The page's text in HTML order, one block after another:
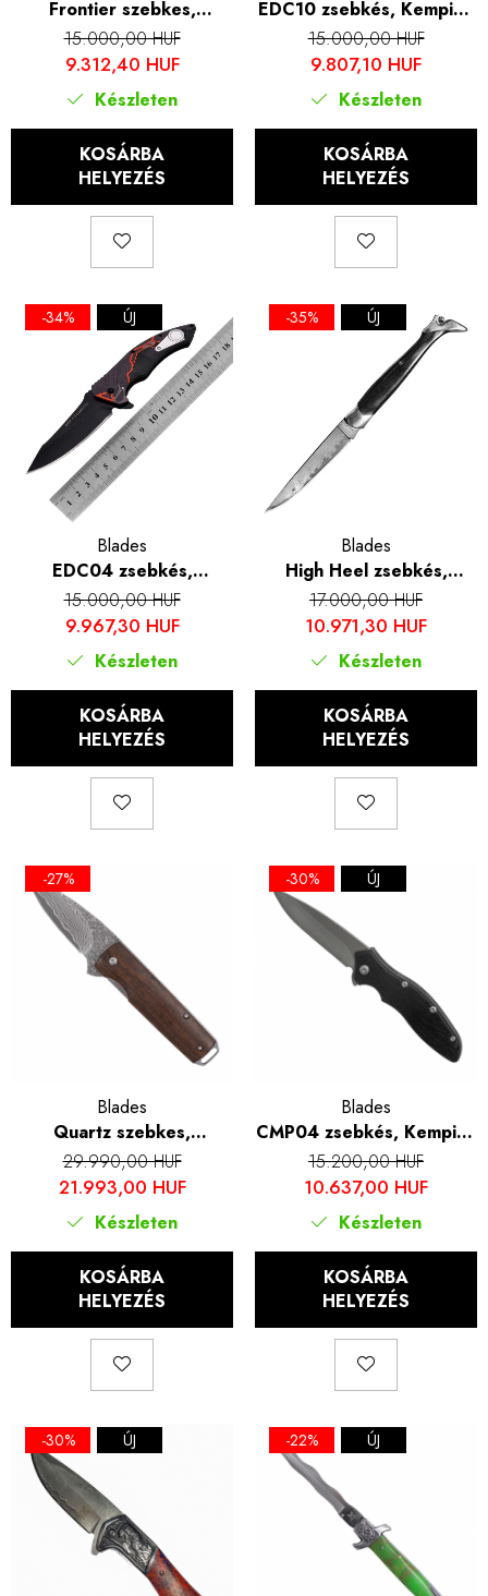
Frontier szebkes,
kempingezés és túrázás,
Steel 440B, Rózsafa nyél,
15.000,00 HUF
9.312,40 HUF
Készleten
KOSÁRBA
HELYEZÉS
EDC10 zsebkés, Kemping
és túrázás, rozsdamentes
acél 7Cr13lila, rózsafa
15.000,00 HUF
9.807,10 HUF
Készleten
KOSÁRBA
HELYEZÉS
-34% ÚJ
Blades
EDC04 zsebkés,
kempingezés és túrázás,
Rozsdamentes acél 440C,
Print, 22 cm
15.000,00 HUF
9.967,30 HUF
Készleten
KOSÁRBA
HELYEZÉS
-35% ÚJ
Blades
High Heel zsebkés,
kempingezés és túrázás,
Damaszkusz Acél, Fekete
17.000,00 HUF
10.971,30 HUF
Készleten
KOSÁRBA
HELYEZÉS
-27%
Blades
Quartz szebkes,
kempingezés és túrázás,
damaszkuszi acél,
17,5 cm
29.990,00 HUF
21.993,00 HUF
Készleten
KOSÁRBA
HELYEZÉS
-30% ÚJ
Blades
CMP04 zsebkés, Kemping
és túrázás, acél
8Cr13Mov, PVC fogantyú,
15.200,00 HUF
10.637,00 HUF
Készleten
KOSÁRBA
HELYEZÉS
-30% ÚJ -22% ÚJ